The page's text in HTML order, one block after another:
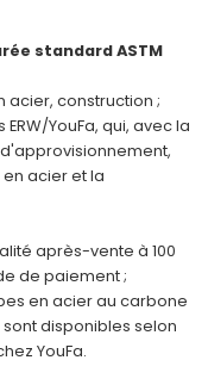
standard ASTM
acier,construction ;
YouFa,qui, avecla
en acieretla
après-venteà 100
de paiement;
en acier au carbone
sont disponibles selon
YouFa.